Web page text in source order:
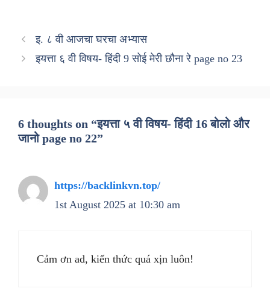
इ. ८ वी आजचा घरचा अभ्यास
इयत्ता ६ वी विषय- हिंदी 9 सोई मेरी छौना रे page no 23
6 thoughts on “इयत्ता ५ वी विषय- हिंदी 16 बोलो और
जानो page no 22”
https://backlinkvn.top/
1st August 2025 at 10:30 am
Cảm ơn ad, kiến thức quá xịn luôn!